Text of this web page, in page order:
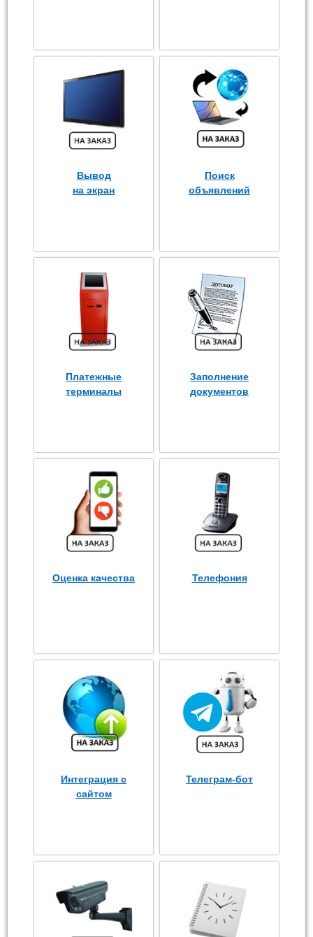
Вывод
на экран
Поиск
объявлений
Платежные
терминалы
Заполнение
документов
Оценка качества Телефония
Интеграция с
сайтом
Телеграм-бот